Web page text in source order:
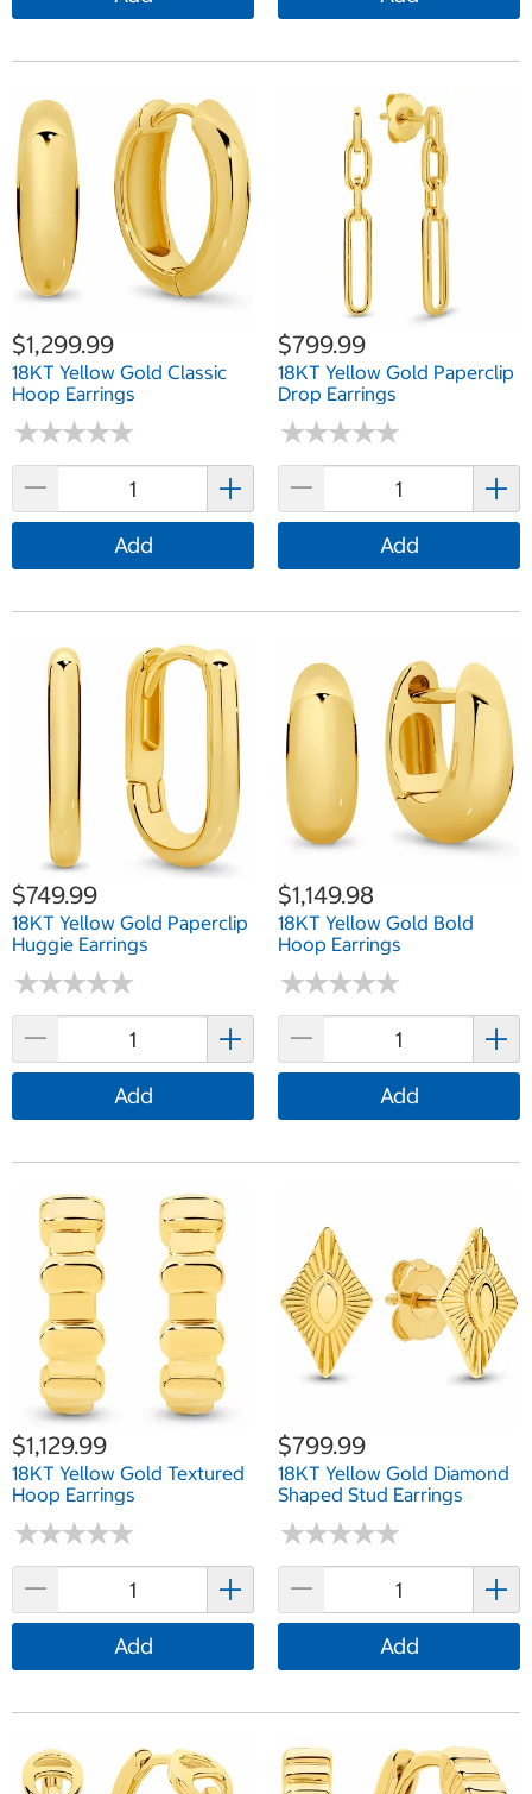
$1,299.99
18KT Yellow Gold Classic
Hoop Earrings
★★★★★
★★★★★
Add
$799.99
18KT Yellow Gold Paperclip
Drop Earrings
★★★★★
★★★★★
Add
$749.99
18KT Yellow Gold Paperclip
Huggie Earrings
★★★★★
★★★★★
Add
$1,149.98
18KT Yellow Gold Bold
Hoop Earrings
★★★★★
★★★★★
Add
$1,129.99
18KT Yellow Gold Textured
Hoop Earrings
★★★★★
★★★★★
Add
$799.99
18KT Yellow Gold Diamond
Shaped Stud Earrings
★★★★★
★★★★★
Add